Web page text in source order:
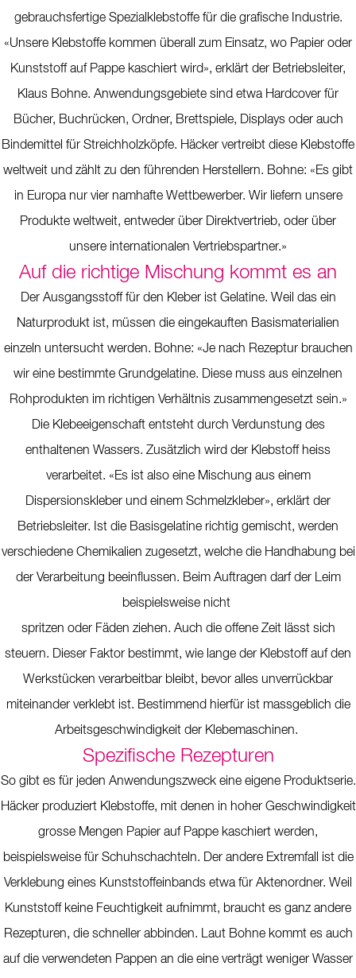
gebrauchsfertige Spezialklebstoffe für die grafische Industrie.
«Unsere Klebstoffe kommen überall zum Einsatz, wo Papier oder
Kunststoff auf Pappe kaschiert wird», erklärt der Betriebsleiter,
Klaus Bohne. Anwendungsgebiete sind etwa Hardcover für
Bücher, Buchrücken, Ordner, Brettspiele, Displays oder auch
Bindemittel für Streichholzköpfe. Häcker vertreibt diese Klebstoffe
weltweit und zählt zu den führenden Herstellern. Bohne: «Es gibt
in Europa nur vier namhafte Wettbewerber. Wir liefern unsere
Produkte weltweit, entweder über Direktvertrieb, oder über
unsere internationalen Vertriebspartner.»
Auf die richtige Mischung kommt es an
Der Ausgangsstoff für den Kleber ist Gelatine. Weil das ein
Naturprodukt ist, müssen die eingekauften Basismaterialien
einzeln untersucht werden. Bohne: «Je nach Rezeptur brauchen
wir eine bestimmte Grundgelatine. Diese muss aus einzelnen
Rohprodukten im richtigen Verhältnis zusammengesetzt sein.»
Die Klebeeigenschaft entsteht durch Verdunstung des
enthaltenen Wassers. Zusätzlich wird der Klebstoff heiss
verarbeitet. «Es ist also eine Mischung aus einem
Dispersionskleber und einem Schmelzkleber», erklärt der
Betriebsleiter. Ist die Basisgelatine richtig gemischt, werden
verschiedene Chemikalien zugesetzt, welche die Handhabung bei
der Verarbeitung beeinflussen. Beim Auftragen darf der Leim
beispielsweise nicht
spritzen oder Fäden ziehen. Auch die offene Zeit lässt sich
steuern. Dieser Faktor bestimmt, wie lange der Klebstoff auf den
Werkstücken verarbeitbar bleibt, bevor alles unverrückbar
miteinander verklebt ist. Bestimmend hierfür ist massgeblich die
Arbeitsgeschwindigkeit der Klebemaschinen.
Spezifische Rezepturen
So gibt es für jeden Anwendungszweck eine eigene Produktserie.
Häcker produziert Klebstoffe, mit denen in hoher Geschwindigkeit
grosse Mengen Papier auf Pappe kaschiert werden,
beispielsweise für Schuhschachteln. Der andere Extremfall ist die
Verklebung eines Kunststoffeinbands etwa für Aktenordner. Weil
Kunststoff keine Feuchtigkeit aufnimmt, braucht es ganz andere
Rezepturen, die schneller abbinden. Laut Bohne kommt es auch
auf die verwendeten Pappen an die eine verträgt weniger Wasser